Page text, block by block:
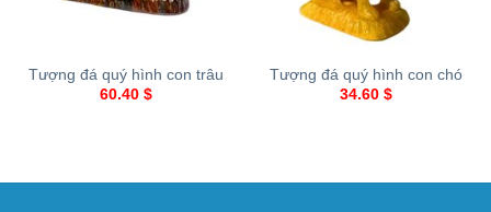
Tượng đá quý hình con trâu
60.40 $
Tượng đá quý hình con chó
34.60 $